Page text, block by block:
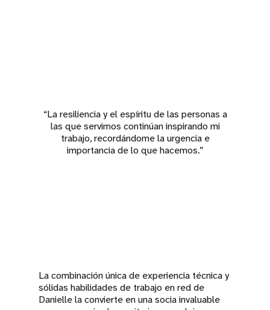
“La resiliencia y el espíritu de las personas a
las que servimos continúan inspirando mi
trabajo, recordándome la urgencia e
importancia de lo que hacemos.”
La combinación única de experiencia técnica y
sólidas habilidades de trabajo en red de
Danielle la convierte en una socia invaluable